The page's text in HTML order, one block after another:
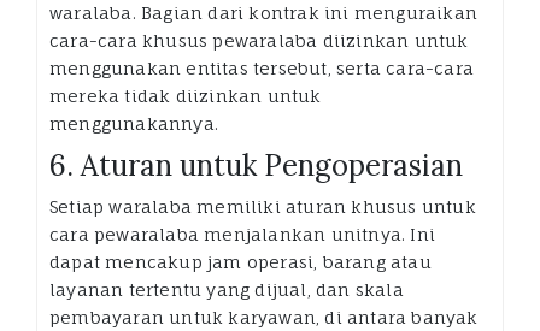
waralaba. Bagian dari kontrak ini menguraikan
cara-cara khusus pewaralaba diizinkan untuk
menggunakan entitas tersebut, serta cara-cara
mereka tidak diizinkan untuk
menggunakannya.
6. Aturan untuk Pengoperasian
Setiap waralaba memiliki aturan khusus untuk
cara pewaralaba menjalankan unitnya. Ini
dapat mencakup jam operasi, barang atau
layanan tertentu yang dijual, dan skala
pembayaran untuk karyawan, di antara banyak